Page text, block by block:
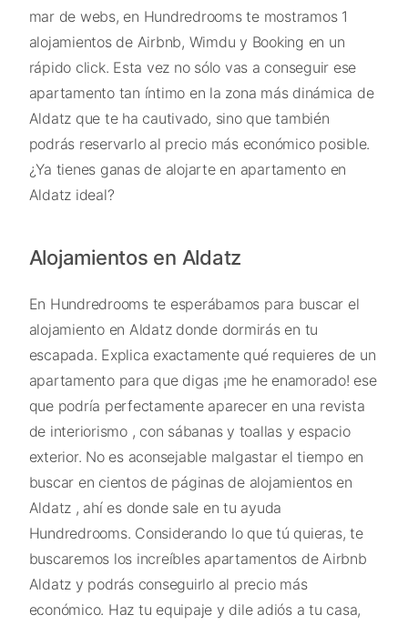
mar de webs, en Hundredrooms te mostramos 1
alojamientos de Airbnb, Wimdu y Booking en un
rápido click. Esta vez no sólo vas a conseguir ese
apartamento tan íntimo en la zona más dinámica de
Aldatz que te ha cautivado, sino que también
podrás reservarlo al precio más económico posible.
¿Ya tienes ganas de alojarte en apartamento en
Aldatz ideal?
Alojamientos en Aldatz
En Hundredrooms te esperábamos para buscar el
alojamiento en Aldatz donde dormirás en tu
escapada. Explica exactamente qué requieres de un
apartamento para que digas ¡me he enamorado! ese
que podría perfectamente aparecer en una revista
de interiorismo , con sábanas y toallas y espacio
exterior. No es aconsejable malgastar el tiempo en
buscar en cientos de páginas de alojamientos en
Aldatz , ahí es donde sale en tu ayuda
Hundredrooms. Considerando lo que tú quieras, te
buscaremos los increíbles apartamentos de Airbnb
Aldatz y podrás conseguirlo al precio más
económico. Haz tu equipaje y dile adiós a tu casa,